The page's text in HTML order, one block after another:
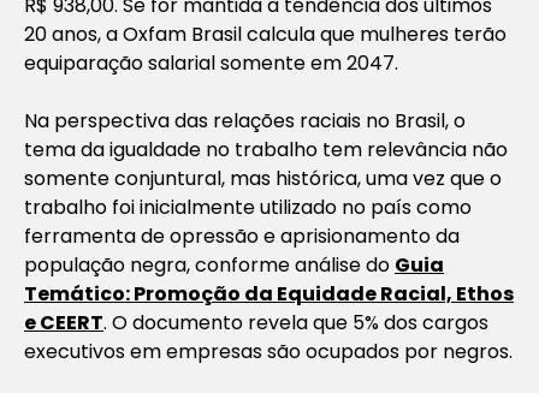
20 anos, a Oxfam Brasil calcula que mulheres terão
equiparação salarial somente em 2047.
Na perspectiva das relações raciais no Brasil, o
tema da igualdade no trabalho tem relevância não
somente conjuntural, mas histórica, uma vez que o
trabalho foi inicialmente utilizado no país como
ferramenta de opressão e aprisionamento da
população negra, conforme análise do Guia
Temático: Promoção da Equidade Racial, Ethos
e CEERT. O documento revela que 5% dos cargos
executivos em empresas são ocupados por negros.